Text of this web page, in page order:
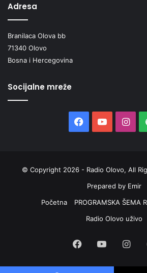
Adresa
Branilaca Olova bb
71340 Olovo
Bosna i Hercegovina
Socijalne mreže
Facebook
YouTube
© Copyright 2026 - Radio Olovo, All
Prepared by Emir
Početna
PROGRAMSKA ŠEMA
Radio Olovo uživo
Facebook
YouTube